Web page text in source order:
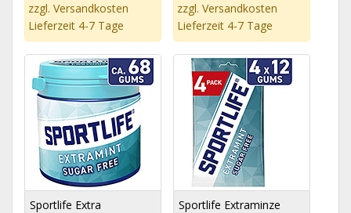
zzgl. Versandkosten
Lieferzeit 4-7 Tage
zzgl. Versandkosten
Lieferzeit 4-7 Tage
Sportlife Extra
Sportlife Extraminze